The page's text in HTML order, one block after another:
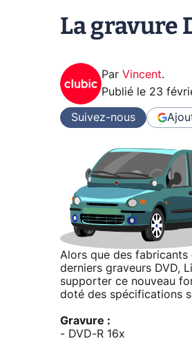
La gravure
Par Vincent.
Publié le 23
Suivez-nous
Alors que des fabricants
derniers graveurs DVD,
supporter ce nouveau
doté des spécifications
Gravure :
- DVD-R 16x